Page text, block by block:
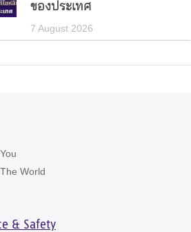
ของประเทศ
7 August 2026
World
& Safety